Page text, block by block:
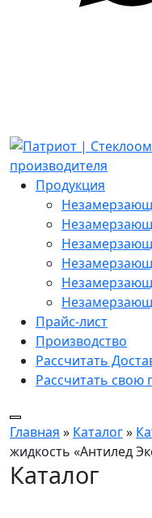
Продукция
Прайс-лист
Производство
Рассчитать
Рассчитать свою
Главная » Каталог»
жидкость «Антилед
Каталог